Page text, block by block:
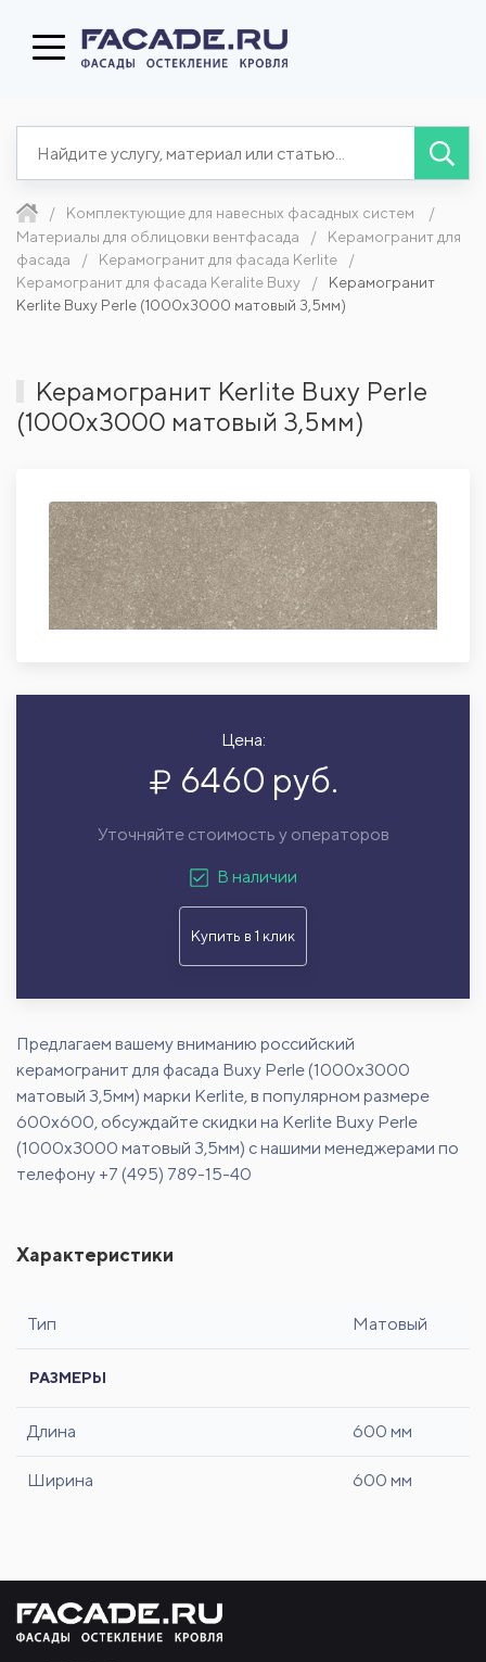
Комплектующие для навесных фасадных систем
Материалы для облицовки вентфасада
Керамогранит для
фасада
Керамогранит для фасада Kerlite
Керамогранит для фасада Keralite Buxy
Керамогранит
Kerlite Buxy Perle (1000x3000 матовый 3,5мм)
Керамогранит Kerlite Buxy Perle
(1000x3000 матовый 3,5мм)
Цена:
6460 руб.
Уточняйте стоимость у операторов
В наличии
Купить в 1 клик
Предлагаем вашему вниманию российский
керамогранит для фасада Buxy Perle (1000x3000
матовый 3,5мм) марки Kerlite, в популярном размере
600х600, обсуждайте скидки на Kerlite Buxy Perle
(1000x3000 матовый 3,5мм) с нашими менеджерами по
телефону +7 (495) 789-15-40
Характеристики
Тип Матовый
РАЗМЕРЫ
Длина 600 мм
Ширина 600 мм